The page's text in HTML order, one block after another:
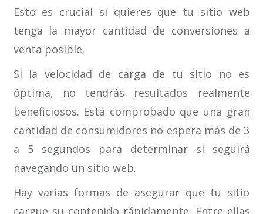
Esto es crucial si quieres que tu sitio web
tenga la mayor cantidad de conversiones a
venta posible.
Si la velocidad de carga de tu sitio no es
óptima, no tendrás resultados realmente
beneficiosos. Está comprobado que una gran
cantidad de consumidores no espera más de 3
a 5 segundos para determinar si seguirá
navegando un sitio web.
Hay varias formas de asegurar que tu sitio
cargue su contenido rápidamente. Entre ellas